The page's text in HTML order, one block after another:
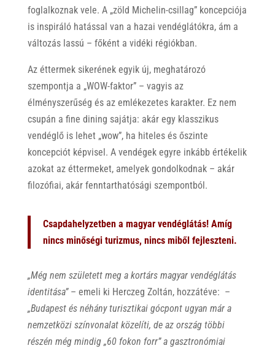
foglalkoznak vele. A „zöld Michelin-csillag” koncepciója
is inspiráló hatással van a hazai vendéglátókra, ám a
változás lassú – főként a vidéki régiókban.
Az éttermek sikerének egyik új, meghatározó
szempontja a „WOW-faktor” – vagyis az
élményszerűség és az emlékezetes karakter. Ez nem
csupán a fine dining sajátja: akár egy klasszikus
vendéglő is lehet „wow”, ha hiteles és őszinte
koncepciót képvisel. A vendégek egyre inkább értékelik
azokat az éttermeket, amelyek gondolkodnak – akár
filozófiai, akár fenntarthatósági szempontból.
Csapdahelyzetben a magyar vendéglátás! Amíg
nincs minőségi turizmus, nincs miből fejleszteni.
„Még nem született meg a kortárs magyar vendéglátás
identitása”– emeli ki Herczeg Zoltán, hozzátéve: –
„Budapest és néhány turisztikai gócpont ugyan már a
nemzetközi színvonalat közelíti, de az ország többi
részén még mindig „60 fokon forr” a gasztronómiai